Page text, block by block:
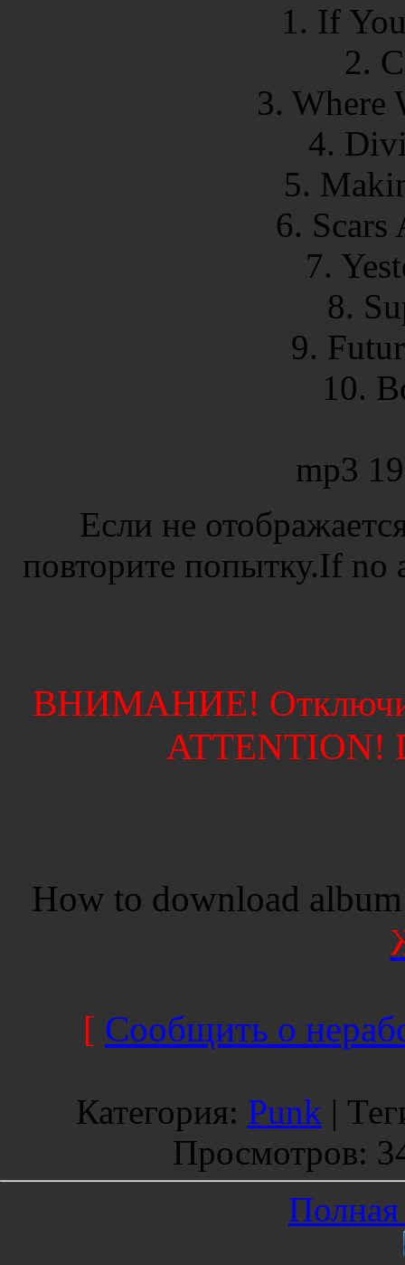
1. If
2.
3. Where
4.
5.
6. Scars
7.
8.
9.
10.
mp3
Если не
повторите попытку.If
ВНИМАНИЕ!
ATTENTION!
How to download
[ Сообщить о
Категория: Punk |
Просмотров:
Полная